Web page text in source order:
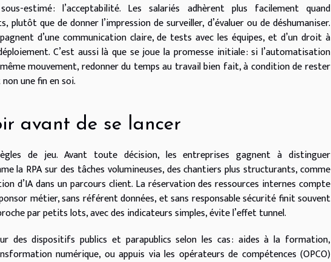
estimé : l’acceptabilité. Les salariés adhèrent plus facilement quand
que de donner l’impression de surveiller, d’évaluer ou de déshumaniser.
d’une communication claire, de tests avec les équipes, et d’un droit à
C’est aussi là que se joue la promesse initiale : si l’automatisation
mouvement, redonner du temps au travail bien fait, à condition de rester
une fin en soi.
avant de se lancer
de jeu. Avant toute décision, les entreprises gagnent à distinguer
la RPA sur des tâches volumineuses, des chantiers plus structurants, comme
d’IA dans un parcours client. La réservation des ressources internes compte
métier, sans référent données, et sans responsable sécurité finit souvent
par petits lots, avec des indicateurs simples, évite l’effet tunnel.
des dispositifs publics et parapublics selon les cas : aides à la formation,
numérique, ou appuis via les opérateurs de compétences (OPCO)